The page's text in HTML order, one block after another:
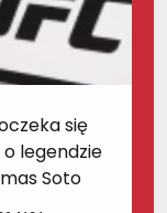
się
legendzie
Soto